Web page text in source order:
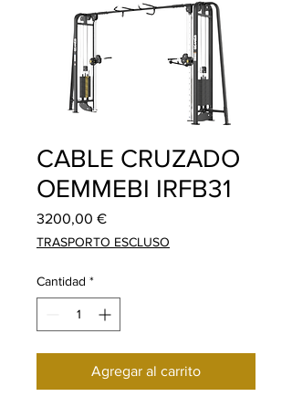
CABLE CRUZADO
OEMMEBI IRFB31
3200,00 €Precio
TRASPORTO ESCLUSO
Cantidad *
Agregar al carrito